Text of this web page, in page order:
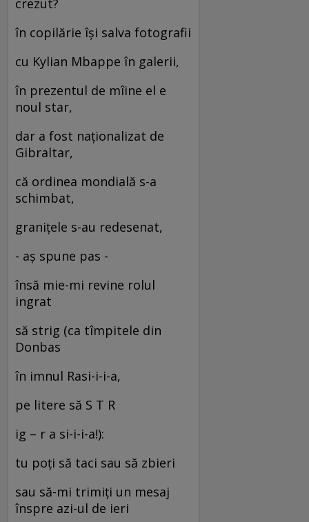
crezut?
în copilărie își salva fotografii
cu Kylian Mbappe în galerii,
în prezentul de mîine el e
noul star,
dar a fost naționalizat de
Gibraltar,
că ordinea mondială s-a
schimbat,
granițele s-au redesenat,
- aș spune pas -
însă mie-mi revine rolul
ingrat
să strig (ca tîmpitele din
Donbas
în imnul Rasi-i-i-a,
pe litere să S T R
ig – r a si-i-i-a!):
tu poți să taci sau să zbieri
sau să-mi trimiți un mesaj
înspre azi-ul de ieri